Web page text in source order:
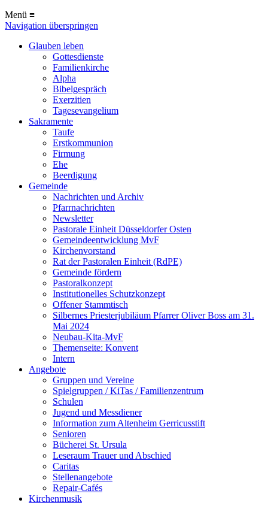
Menü ≡
Navigation überspringen
Glauben leben
Gottesdienste
Familienkirche
Alpha
Bibelgespräch
Exerzitien
Tagesevangelium
Sakramente
Taufe
Erstkommunion
Firmung
Ehe
Beerdigung
Gemeinde
Nachrichten und Archiv
Pfarrnachrichten
Newsletter
Pastorale Einheit Düsseldorfer Osten
Gemeindeentwicklung MvF
Kirchenvorstand
Rat der Pastoralen Einheit (RdPE)
Gemeinde fördern
Pastoralkonzept
Institutionelles Schutzkonzept
Offener Stammtisch
Silbernes Priesterjubiläum Pfarrer Oliver Boss am 31.
Mai 2024
Neubau-Kita-MvF
Themenseite: Konvent
Intern
Angebote
Gruppen und Vereine
Spielgruppen / KiTas / Familienzentrum
Schulen
Jugend und Messdiener
Information zum Altenheim Gerricusstift
Senioren
Bücherei St. Ursula
Leseraum Trauer und Abschied
Caritas
Stellenangebote
Repair-Cafés
Kirchenmusik